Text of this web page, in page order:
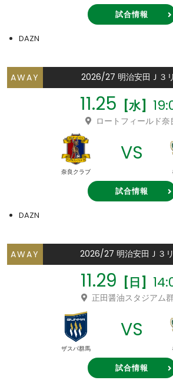
試合情報
DAZN
AWAY 2026/27 明治安田Ｊ３
11.25 [水]
ロートフィールド奈
奈良クラブ
VS
試合情報
DAZN
AWAY 2026/27 明治安田Ｊ３
11.29 [日]
正田醤油スタジアム
ザスパ群馬
VS
試合情報